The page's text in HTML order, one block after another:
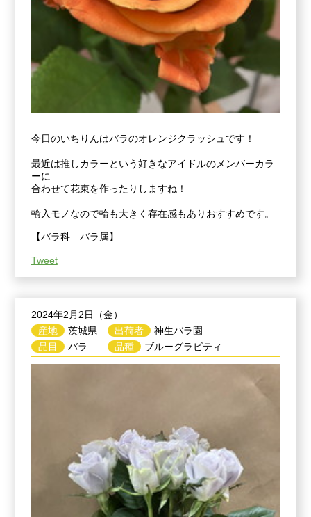
今日のいちりんはバラのオレンジクラッシュです！
最近は推しカラーという好きなアイドルのメンバーカラ
ーに
合わせて花束を作ったりしますね！
輸入モノなので輪も大きく存在感もありおすすめです。
【バラ科 バラ属】
Tweet
2024年2月2日（金）
産地
茨城県
品目
バラ
出荷者
神生バラ園
品種
ブルーグラビティ